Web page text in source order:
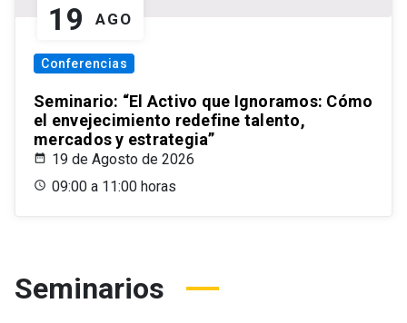
19 AGO
Conferencias
Seminario: “El Activo que Ignoramos: Cómo
el envejecimiento redefine talento,
mercados y estrategia”
19 de Agosto de 2026
09:00 a 11:00 horas
Seminarios